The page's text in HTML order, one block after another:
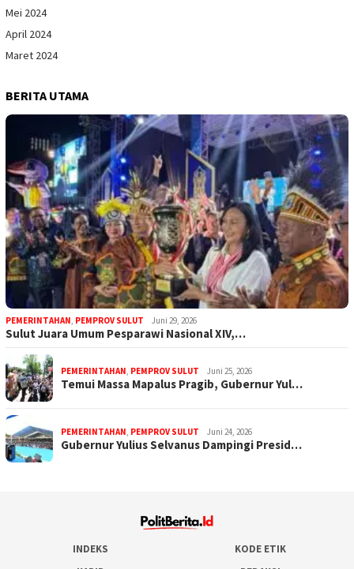
Mei 2024
April 2024
Maret 2024
BERITA UTAMA
PEMERINTAHAN, PEMPROV SULUT Juni 29, 2026
Sulut Juara Umum Pesparawi Nasional XIV,…
PEMERINTAHAN, PEMPROV SULUT Juni 25, 2026
Temui Massa Mapalus Pragib, Gubernur Yul…
PEMERINTAHAN, PEMPROV SULUT Juni 24, 2026
Gubernur Yulius Selvanus Dampingi Presid…
INDEKS
KODE ETIK